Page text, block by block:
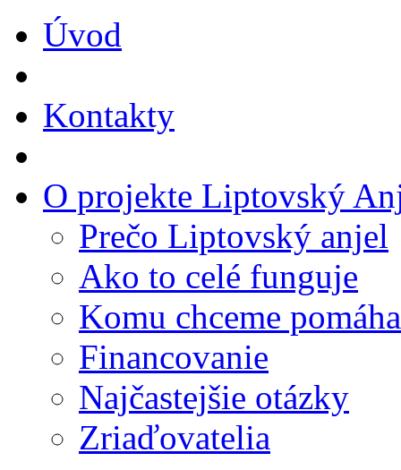
Úvod
Kontakty
O projekte Liptovský
Prečo Liptovský anjel
Ako to celé funguje
Komu chceme
Financovanie
Najčastejšie otázky
Zriaďovatelia